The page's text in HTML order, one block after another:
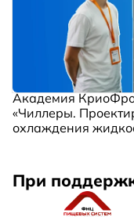
Академия
«Чиллеры.
охлаждения
При